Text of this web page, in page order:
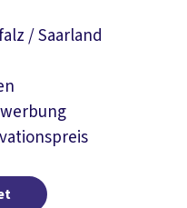
/ Saarland
Der Link wird